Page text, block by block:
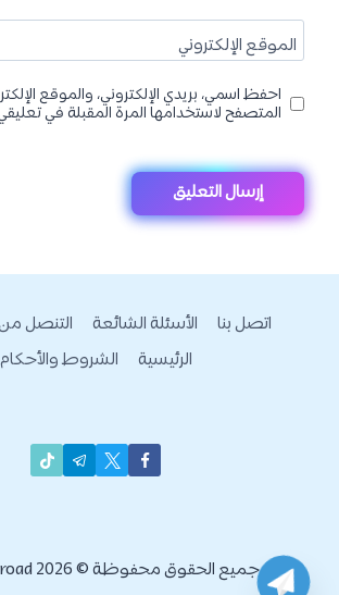
الموقع الإلكتروني
احفظ اسمي، بريدي الإلكتروني، والموقع
المتصفح لاستخدامها المرة المقبلة في
اتصل بنا الأسئلة الشائعة
التنصل
الرئيسية
الشروط والأحكام
جميع الحقوق محفوظة © 2026 Dirasa Abroad